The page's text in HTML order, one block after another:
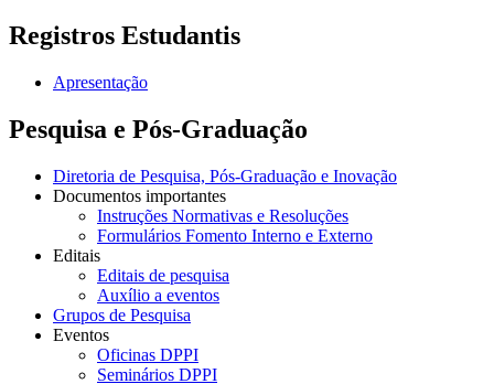
Registros Estudantis
Apresentação
Pesquisa e Pós-Graduação
Diretoria de Pesquisa, Pós-Graduação e Inovação
Documentos importantes
Instruções Normativas e Resoluções
Formulários Fomento Interno e Externo
Editais
Editais de pesquisa
Auxílio a eventos
Grupos de Pesquisa
Eventos
Oficinas DPPI
Seminários DPPI